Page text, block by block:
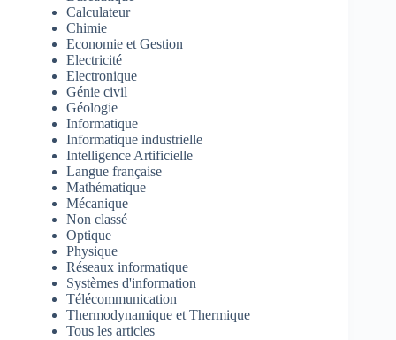
Calculateur
Chimie
Economie et Gestion
Electricité
Electronique
Génie civil
Géologie
Informatique
Informatique industrielle
Intelligence Artificielle
Langue française
Mathématique
Mécanique
Non classé
Optique
Physique
Réseaux informatique
Systèmes d'information
Télécommunication
Thermodynamique et Thermique
Tous les articles